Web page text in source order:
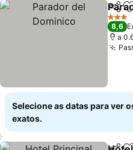
3
8,6
a
Selecione as datas para ver
exatos.